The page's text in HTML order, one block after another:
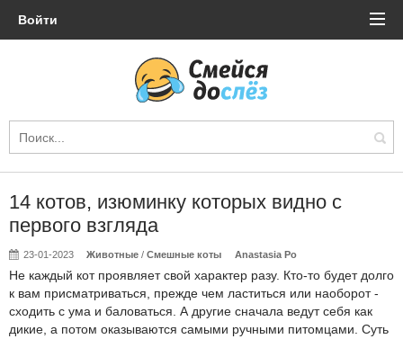
Войти
14 котов, изюминку которых видно с
первого взгляда
23-01-2023 Животные /Смешные коты Anastasia Po
Не каждый кот проявляет свой характер разу. Кто-то будет долго
к вам присматриваться, прежде чем ластиться или наоборот -
сходить с ума и баловаться. А другие сначала ведут себя как
дикие, а потом оказываются самыми ручными питомцами. Суть